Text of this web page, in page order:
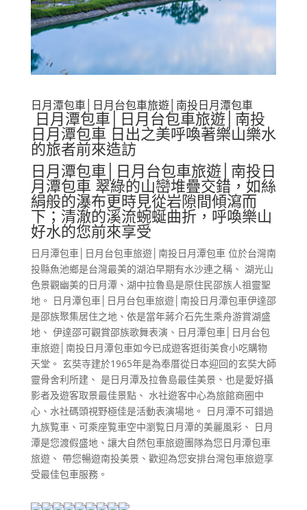
日月潭包車│日月台包車旅遊│南投日月潭包車
日月潭包車│日月台包車旅遊│南投
日月潭包車 日出之美呼喚著樂山樂水
的旅者前來造訪
日月潭包車│日月台包車旅遊│南投日
月潭包車 翠綠的山巒堆疊交錯，如絲
絹般的瀑布更時見從岩隙間傾瀉而
下；清澈的溪流蜿蜒曲折，呼喚樂山
好水的您前來享受
日月潭包車│日月台包車旅遊│南投日月潭包車 位於台灣南
投縣魚池鄉是台灣最美的湖泊早期有水沙連之稱、 湖光山
色景觀幽美的日月潭、湖中拉魯島是原住民邵族人祖靈聖
地。 日月潭包車│日月台包車旅遊│南投日月潭包車伊達邵
是邵族聚集居住之地、依是當年蔣介石先生乘舟游賞湖盛
地、 伊達邵可觀賞邵族歌舞表演、日月潭包車│日月台包
車旅遊│南投日月潭包車如今已成遊客逛街美食小吃購物
天堂。 玄奘寺建於1965年是為奉厝從日本迎回的玄奘大師
靈骨舍利所建、 是日月潭及拉魯島最佳美景、也是愛好攝
影者及遊客取景最佳景點、 水社遊客中心為旅館商圈中
心、水社碼頭視野極佳是活動表演場地。 日月潭不可錯過
九族覧車、可乘座覧車空中瀏覧日月潭的美麗風彩、 日月
潭是您渡假盛地、讓大自然包車旅遊團隊為您日月潭包車
旅遊、 帶您暢遊南投美景、歡迎為您安排台灣包車旅遊享
受最佳包車服務。